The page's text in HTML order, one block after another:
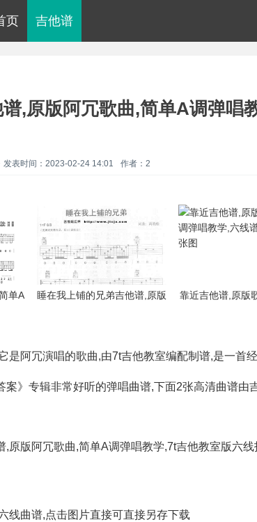
页 吉他谱
,原版阿冗歌曲,简单A调弹唱
发表时间：2023-02-24 14:01 作者：2
单A
睡在我上铺的兄弟吉他谱,原版
靠近吉他谱,原版
是阿冗演唱的歌曲,由7t吉他教室编配制谱,是一首
案》专辑非常好听的弹唱曲谱,下面2张高清曲谱由
线曲谱,点击图片直接可直接另存下载